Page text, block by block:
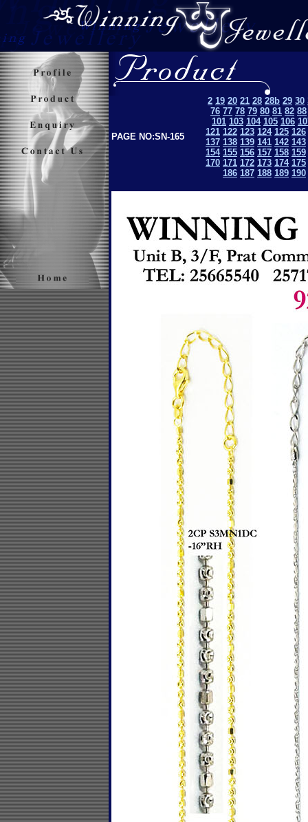
PAGE NO:SN-165
2 19 20 21 28 28b 29 30
76 77 78 79 80 81 82 88
101 103 104 105 106
121 122 123 124 125 126
137 138 139 141 142 143
154 155 156 157 158 159
170 171 172 173 174 175
186 187 188 189 190